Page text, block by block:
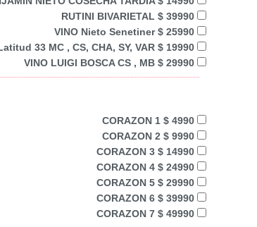
RUTINI BIVARIETAL $ 39990
VINO Nieto Senetiner $ 25990
33 MC , CS, CHA, SY, VAR $ 19990
VINO LUIGI BOSCA CS , MB $ 29990
CORAZON 1 $ 4990
CORAZON 2 $ 9990
CORAZON 3 $ 14990
CORAZON 4 $ 24990
CORAZON 5 $ 29990
CORAZON 6 $ 39990
CORAZON 7 $ 49990